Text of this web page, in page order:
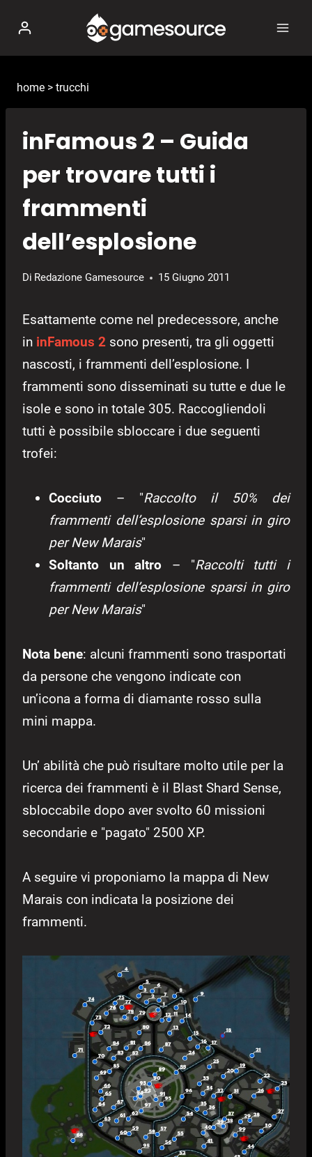
contenuto
home > trucchi
inFamous 2 – Guida
per trovare tutti i
frammenti
dell’esplosione
Di Redazione Gamesource 15 Giugno 2011
Esattamente come nel predecessore, anche
in inFamous 2 sono presenti, tra gli oggetti
nascosti, i frammenti dell’esplosione. I
frammenti sono disseminati su tutte e due le
isole e sono in totale 305. Raccogliendoli
tutti è possibile sbloccare i due seguenti
trofei:
Cocciuto – "Raccolto il 50% dei
frammenti dell’esplosione sparsi in giro
per New Marais"
Soltanto un altro – "Raccolti tutti i
frammenti dell’esplosione sparsi in giro
per New Marais"
Nota bene: alcuni frammenti sono trasportati
da persone che vengono indicate con
un’icona a forma di diamante rosso sulla
mini mappa.
Un’ abilità che può risultare molto utile per la
ricerca dei frammenti è il Blast Shard Sense,
sbloccabile dopo aver svolto 60 missioni
secondarie e "pagato" 2500 XP.
A seguire vi proponiamo la mappa di New
Marais con indicata la posizione dei
frammenti.